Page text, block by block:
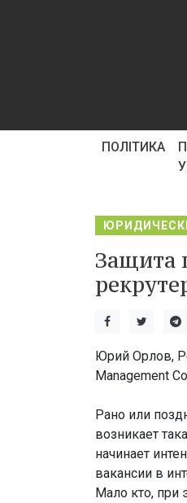
ПОЛІТИКА
Защита
Юрий Орлов,
Management
Рано или
возникает
начинает
вакансии в
Мало кто, при